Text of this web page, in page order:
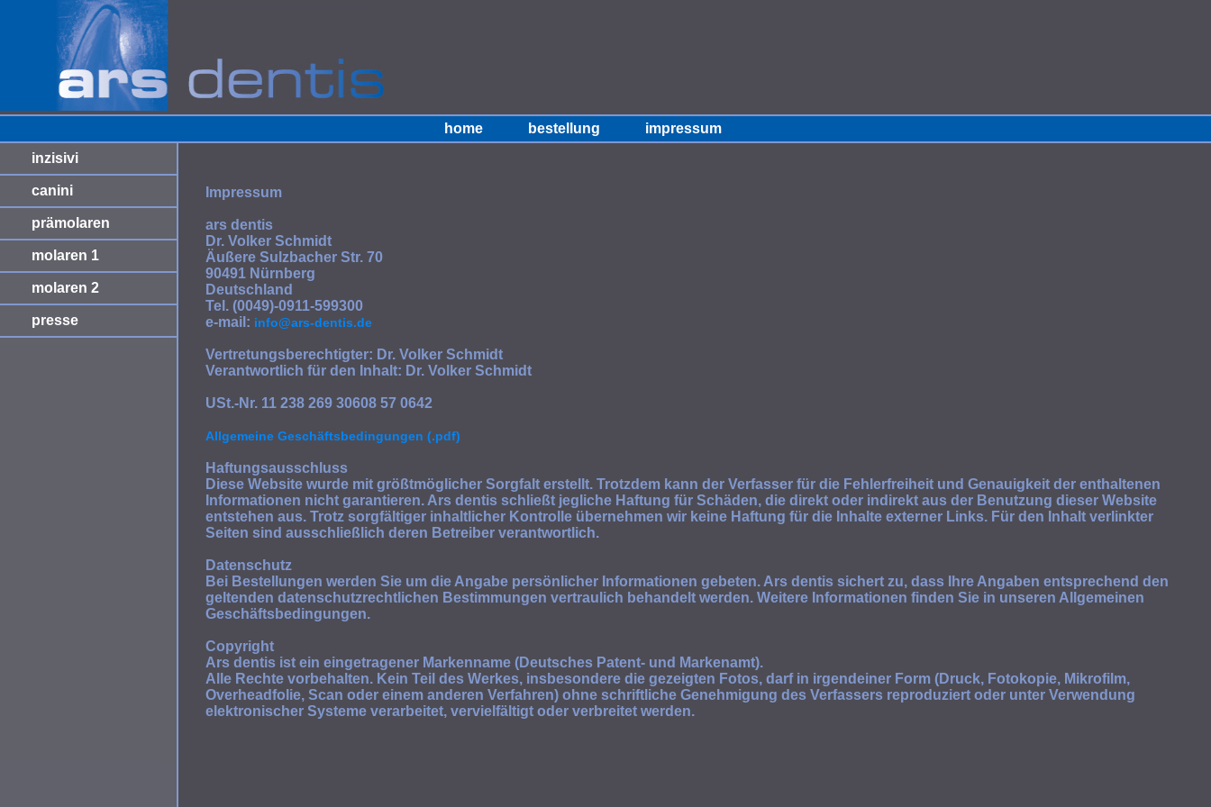
home bestellung
impressum
inzisivi
canini
prämolaren
molaren 1
molaren 2
presse
Impressum
ars dentis
Dr. Volker Schmidt
Äußere Sulzbacher Str. 70
90491 Nürnberg
Deutschland
Tel. (0049)-0911-599300
e-mail: info@ars-dentis.de
Vertretungsberechtigter: Dr. Volker Schmidt
Verantwortlich für den Inhalt: Dr. Volker Schmidt
USt.-Nr. 11 238 269 30608 57 0642
Allgemeine Geschäftsbedingungen (.pdf)
Haftungsausschluss
Diese Website wurde mit größtmöglicher Sorgfalt erstellt. Trotzdem kann der Verfasser für die Fehlerfreiheit und Genauigkeit der enthaltenen
Informationen nicht garantieren. Ars dentis schließt jegliche Haftung für Schäden, die direkt oder indirekt aus der Benutzung dieser Website
entstehen aus. Trotz sorgfältiger inhaltlicher Kontrolle übernehmen wir keine Haftung für die Inhalte externer Links. Für den Inhalt verlinkter
Seiten sind ausschließlich deren Betreiber verantwortlich.
Datenschutz
Bei Bestellungen werden Sie um die Angabe persönlicher Informationen gebeten. Ars dentis sichert zu, dass Ihre Angaben entsprechend den
geltenden datenschutzrechtlichen Bestimmungen vertraulich behandelt werden. Weitere Informationen finden Sie in unseren Allgemeinen
Geschäftsbedingungen.
Copyright
Ars dentis ist ein eingetragener Markenname (Deutsches Patent- und Markenamt).
Alle Rechte vorbehalten. Kein Teil des Werkes, insbesondere die gezeigten Fotos, darf in irgendeiner Form (Druck, Fotokopie, Mikrofilm,
Overheadfolie, Scan oder einem anderen Verfahren) ohne schriftliche Genehmigung des Verfassers reproduziert oder unter Verwendung
elektronischer Systeme verarbeitet, vervielfältigt oder verbreitet werden.